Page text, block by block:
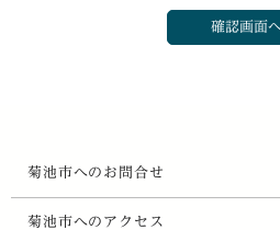
菊池市へのお問合せ
菊池市へのアクセス